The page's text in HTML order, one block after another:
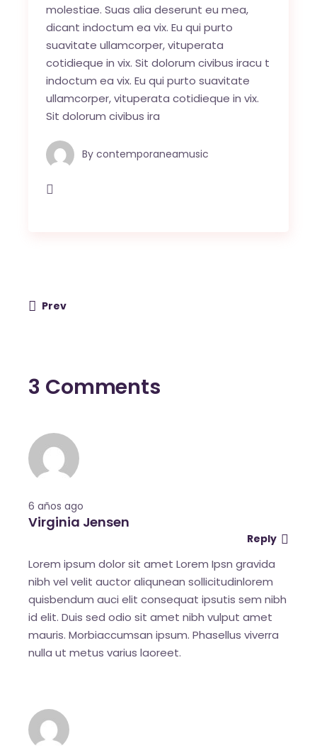
molestiae. Suas alia deserunt eu mea,
dicant indoctum ea vix. Eu qui purto
suavitate ullamcorper, vituperata
cotidieque in vix. Sit dolorum civibus iracu t
indoctum ea vix. Eu qui purto suavitate
ullamcorper, vituperata cotidieque in vix.
Sit dolorum civibus ira
By contemporaneamusic
Prev
3 Comments
6 años ago
Virginia Jensen
Reply
Lorem ipsum dolor sit amet Lorem Ipsn gravida
nibh vel velit auctor aliqunean sollicitudinlorem
quisbendum auci elit consequat ipsutis sem nibh
id elit. Duis sed odio sit amet nibh vulput amet
mauris. Morbiaccumsan ipsum. Phasellus viverra
nulla ut metus varius laoreet.